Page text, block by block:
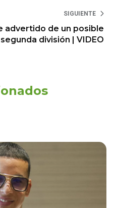
SIGUIENTE
advertido de un posible
división | VIDEO